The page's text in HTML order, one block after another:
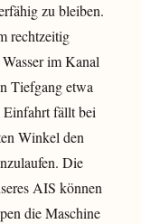
zu bleiben.
rechtzeitig
im Kanal
Tiefgang etwa
Einfahrt fällt bei
Winkel den
Die
AIS können
die Maschine